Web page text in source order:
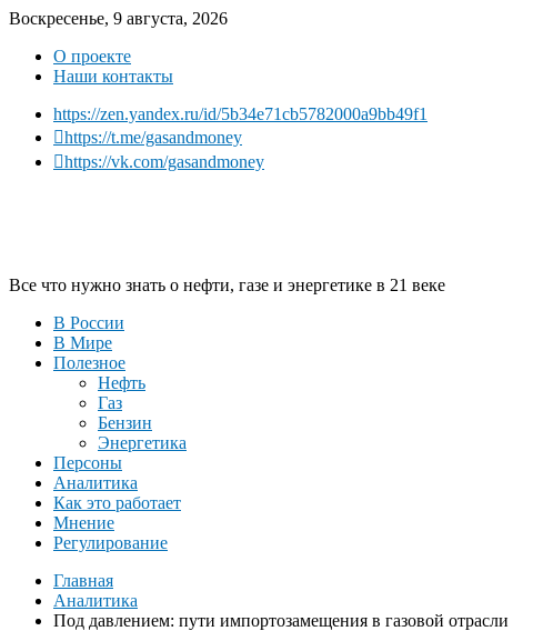
Воскресенье, 9 августа, 2026
О проекте
Наши контакты
https://zen.yandex.ru/id/5b34e71cb5782000a9bb49f1
https://t.me/gasandmoney
https://vk.com/gasandmoney
Все что нужно знать о нефти, газе и энергетике в 21 веке
В России
В Мире
Полезное
Нефть
Газ
Бензин
Энергетика
Персоны
Аналитика
Как это работает
Мнение
Регулирование
Главная
Аналитика
Под давлением: пути импортозамещения в газовой отрасли